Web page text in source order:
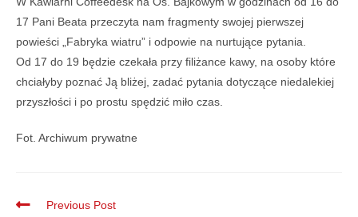
17 Pani Beata przeczyta nam fragmenty swojej pierwszej
powieści „Fabryka wiatru” i odpowie na nurtujące pytania.
Od 17 do 19 będzie czekała przy filiżance kawy, na osoby które
chciałyby poznać Ją bliżej, zadać pytania dotyczące niedalekiej
przyszłości i po prostu spędzić miło czas.
Fot. Archiwum prywatne
Previous Post